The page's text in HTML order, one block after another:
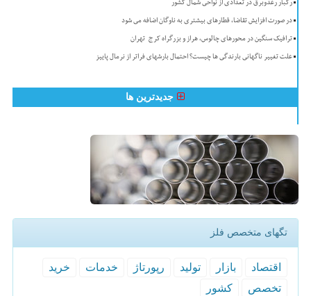
رگبار رعدوبرق در تعدادی از نواحی شمال کشور
در صورت افزایش تقاضا، قطارهای بیشتری به ناوگان اضافه می شود
ترافیک سنگین در محورهای چالوس، هراز و بزرگراه کرج-تهران
علت تغییر ناگهانی بارندگی ها چیست؟ احتمال بارشهای فراتر از نرمال پاییز
جدیدترین ها
تگهای متخصص فلز
اقتصاد بازار تولید رپورتاژ خدمات
خرید
تخصص
كشور